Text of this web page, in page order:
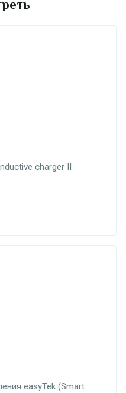
charger II
easyTek (Smart